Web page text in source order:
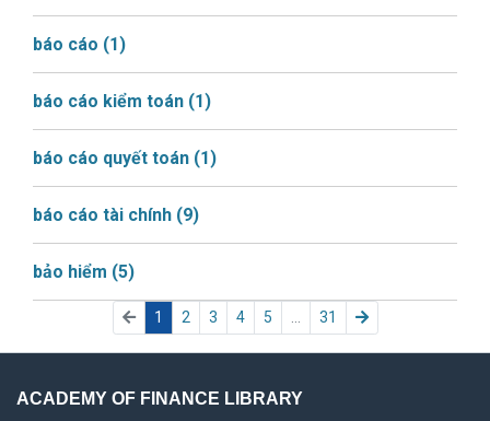
báo cáo (1)
báo cáo kiểm toán (1)
báo cáo quyết toán (1)
báo cáo tài chính (9)
bảo hiểm (5)
1 (current)
2 3 4 5 ... 31
ACADEMY OF FINANCE LIBRARY